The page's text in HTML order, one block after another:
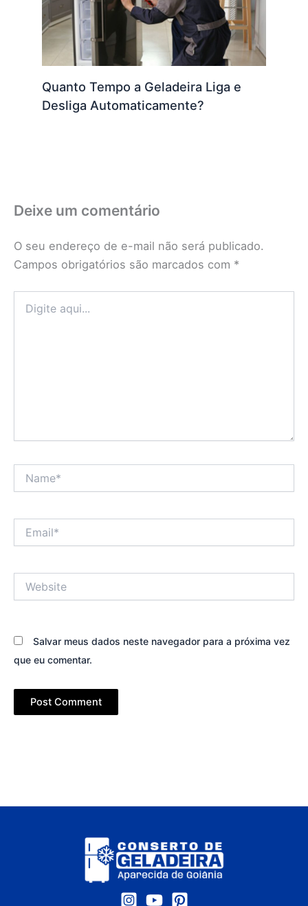
Quanto Tempo a Geladeira Liga e
Desliga Automaticamente?
Deixe um comentário
O seu endereço de e-mail não será publicado.
Campos obrigatórios são marcados com *
aqui...
Salvar meus dados neste navegador para a próxima vez
que eu comentar.